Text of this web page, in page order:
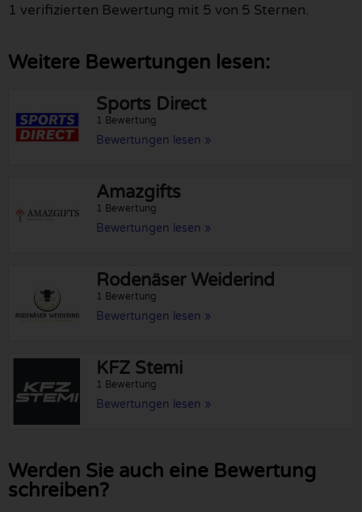
1 verifizierten Bewertung mit 5 von 5 Sternen.
Weitere Bewertungen lesen:
Sports Direct
1 Bewertung
Bewertungen lesen »
Amazgifts
1 Bewertung
Bewertungen lesen »
Rodenäser Weiderind
1 Bewertung
Bewertungen lesen »
KFZ Stemi
1 Bewertung
Bewertungen lesen »
Werden Sie auch eine Bewertung
schreiben?